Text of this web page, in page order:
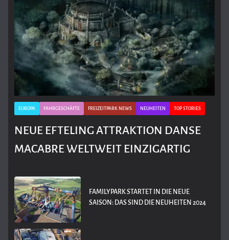
EUROPA FAHRGESCHÄFTE FREIZEITPARK NEWS NEUHEITEN TOP STORIES
NEUE EFTELING ATTRAKTION DANSE
MACABRE WELTWEIT EINZIGARTIG
FAMILYPARK STARTET IN DIE NEUE
SAISON: DAS SIND DIE NEUHEITEN 2024